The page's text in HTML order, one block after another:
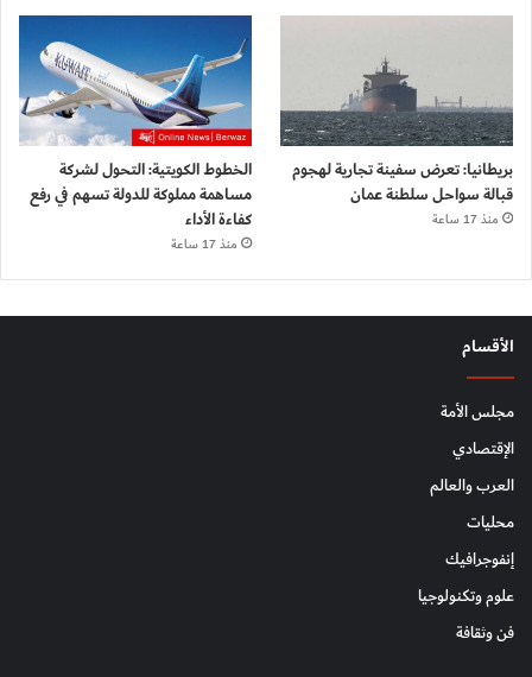
بريطانيا: تعرض سفينة تجارية لهجوم
قبالة سواحل سلطنة عمان
منذ 17 ساعة
الخطوط الكويتية: التحول لشركة
مساهمة مملوكة للدولة تسهم في رفع
كفاءة الأداء
منذ 17 ساعة
الأقسام
مجلس الأمة
الإقتصادي
العرب والعالم
محليات
إنفوجرافيك
علوم وتكنولوجيا
فن وثقافة